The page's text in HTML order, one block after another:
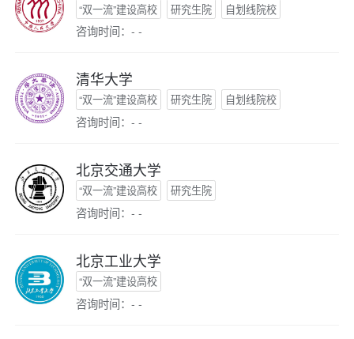
“双一流”建设高校 研究生院 自划线院校
咨询时间：- -
清华大学
“双一流”建设高校 研究生院 自划线院校
咨询时间：- -
北京交通大学
“双一流”建设高校 研究生院
咨询时间：- -
北京工业大学
“双一流”建设高校
咨询时间：- -